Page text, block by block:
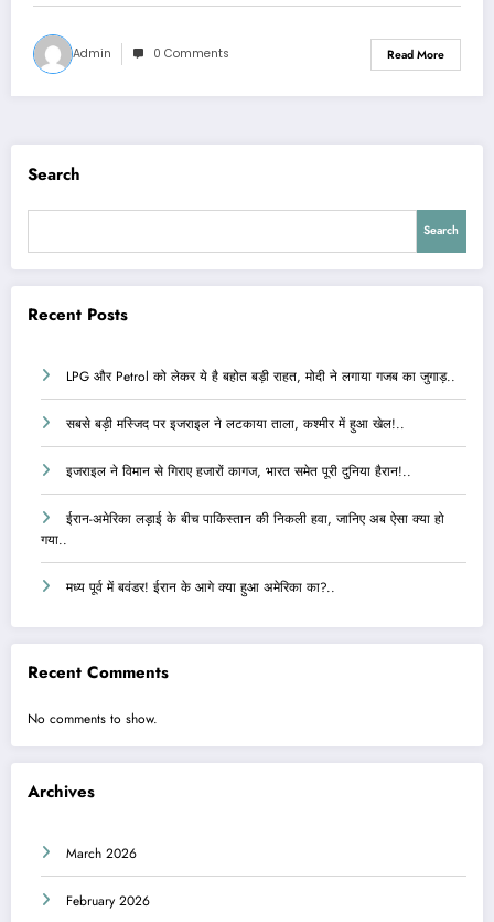
Admin 0 Comments Read More
Search
Search
Recent Posts
LPG और Petrol को लेकर ये है बहोत बड़ी राहत, मोदी ने लगाया गजब का जुगाड़..
सबसे बड़ी मस्जिद पर इजराइल ने लटकाया ताला, कश्मीर में हुआ खेल!..
इजराइल ने विमान से गिराए हजारों कागज, भारत समेत पूरी दुनिया हैरान!..
ईरान-अमेरिका लड़ाई के बीच पाकिस्तान की निकली हवा, जानिए अब ऐसा क्या हो
गया..
मध्य पूर्व में बवंडर! ईरान के आगे क्या हुआ अमेरिका का?..
Recent Comments
No comments to show.
Archives
March 2026
February 2026